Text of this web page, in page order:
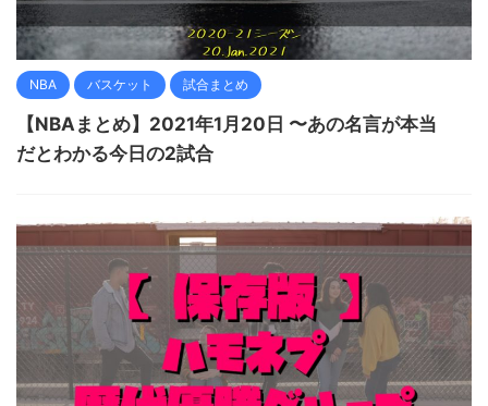
NBA バスケット 試合まとめ
【NBAまとめ】2021年1月20日 〜あの名言が本当
だとわかる今日の2試合